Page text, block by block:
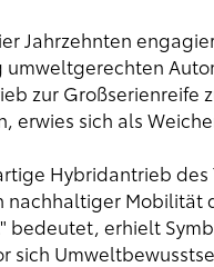
Jahrzehnten
zur Großserienreife
erwies sich als
Hybridantrieb
nachhaltiger Mobilität
bedeutet, erhielt
sich